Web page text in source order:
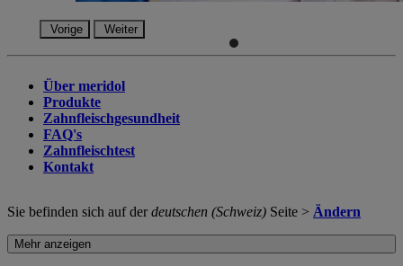
Vorige Weiter
Über meridol
Produkte
Zahnfleischgesundheit
FAQ's
Zahnfleischtest
Kontakt
Sie befinden sich auf derdeutschen (Schweiz) Seite > Ändern
Mehr anzeigen